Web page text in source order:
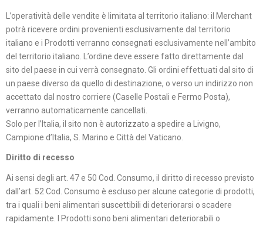
L’operatività delle vendite è limitata al territorio italiano: il Merchant
potrà ricevere ordini provenienti esclusivamente dal territorio
italiano e i Prodotti verranno consegnati esclusivamente nell’ambito
del territorio italiano. L’ordine deve essere fatto direttamente dal
sito del paese in cui verrà consegnato. Gli ordini effettuati dal sito di
un paese diverso da quello di destinazione, o verso un indirizzo non
accettato dal nostro corriere (Caselle Postali e Fermo Posta),
verranno automaticamente cancellati.
Solo per l’Italia, il sito non è autorizzato a spedire a Livigno,
Campione d’Italia, S. Marino e Città del Vaticano.
Diritto di recesso
Ai sensi degli art. 47 e 50 Cod. Consumo, il diritto di recesso previsto
dall’art. 52 Cod. Consumo è escluso per alcune categorie di prodotti,
tra i quali i beni alimentari suscettibili di deteriorarsi o scadere
rapidamente. I Prodotti sono beni alimentari deteriorabili o